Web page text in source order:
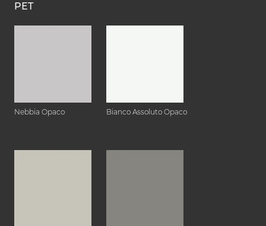
PET
Nebbia Opaco Bianco Assoluto Opaco